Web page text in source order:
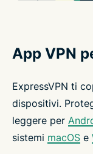
App VPN
ExpressVPN ti
dispositivi.
leggere per
sistemi macOS e